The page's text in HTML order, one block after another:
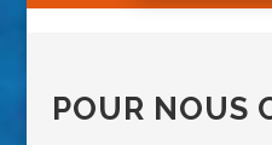
POUR NOUS